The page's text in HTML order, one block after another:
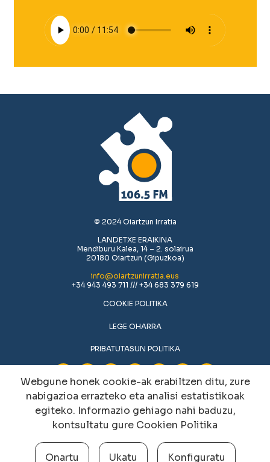
© 2024 Oiartzun Irratia
LANDETXE ERAIKINA
Mendiburu Kalea, 14 – 2. solairua
20180 Oiartzun (Gipuzkoa)
info@oiartzunirratia.eus
+34 943 493 711 /// +34 683 379 619
COOKIE POLITIKA
LEGE OHARRA
PRIBATUTASUN POLITIKA
Webgune honek cookie-ak erabiltzen ditu, zure
nabigazioa errazteko eta analisi estatistikoak
egiteko. Informazio gehiago nahi baduzu,
kontsultatu gure Cookien Politika
Onartu Ukatu Konfiguratu